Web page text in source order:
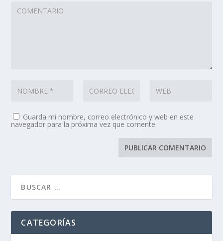
Guarda mi nombre, correo electrónico y web en este
navegador para la próxima vez que comente.
CATEGORÍAS